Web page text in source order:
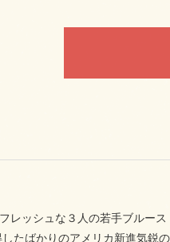
レッシュな３人の若手ブルー
たばかりのアメリカ新進気鋭